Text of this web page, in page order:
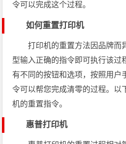
令可以完成这个过程。
如何重置打印机
打印机的重置方法因品牌而
型输入正确的指令即可执行该过
有不同的按钮和选项，按照用户
令可以帮您完成清零的过程。以
机的重置指令。
惠普打印机